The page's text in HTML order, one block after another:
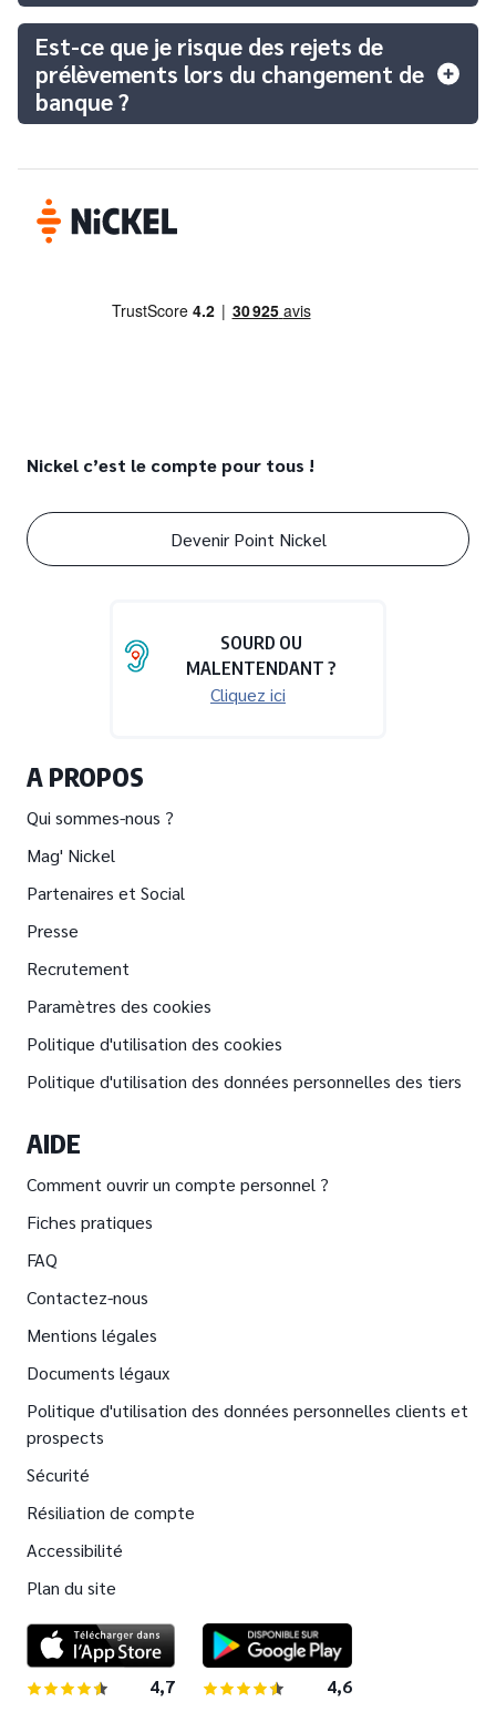
Est-ce que je risque des rejets de
prélèvements lors du changement de
banque ?
Nickel c’est le compte pour tous !
A PROPOS
Qui sommes-nous ?
Mag' Nickel
Partenaires et Social
Presse
Recrutement
Paramètres des cookies
Politique d'utilisation des cookies
Politique d'utilisation des données personnelles des tiers
AIDE
Comment ouvrir un compte personnel ?
Fiches pratiques
FAQ
Contactez-nous
Mentions légales
Documents légaux
Politique d'utilisation des données personnelles clients et
prospects
Sécurité
Résiliation de compte
Accessibilité
Plan du site
Devenir Point Nickel
SOURD OU
MALENTENDANT ?
Cliquez ici
4,7 sur 5 étoiles 4,6sur 5 étoiles